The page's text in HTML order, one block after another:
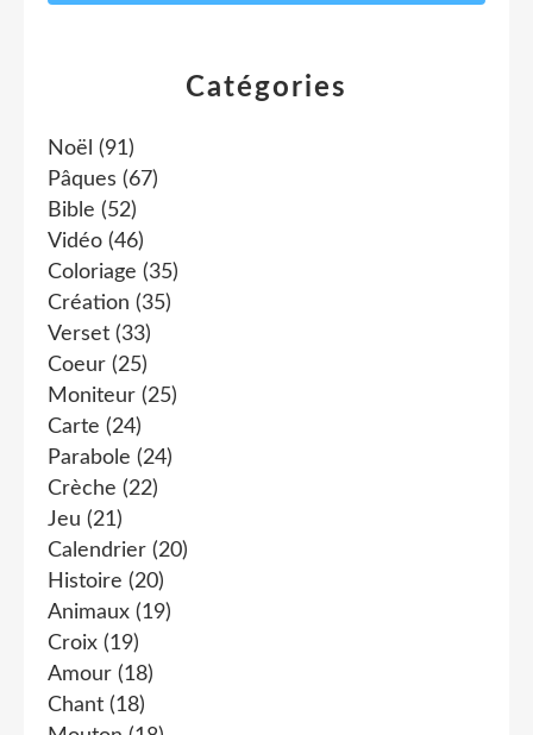
Catégories
Noël (91)
Pâques (67)
Bible (52)
Vidéo (46)
Coloriage (35)
Création (35)
Verset (33)
Coeur (25)
Moniteur (25)
Carte (24)
Parabole (24)
Crèche (22)
Jeu (21)
Calendrier (20)
Histoire (20)
Animaux (19)
Croix (19)
Amour (18)
Chant (18)